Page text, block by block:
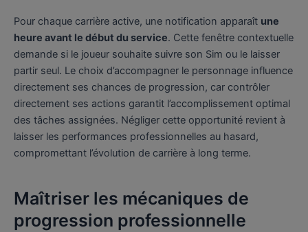
Pour chaque carrière active, une notification apparaît une
heure avant le début du service. Cette fenêtre contextuelle
demande si le joueur souhaite suivre son Sim ou le laisser
partir seul. Le choix d’accompagner le personnage influence
directement ses chances de progression, car contrôler
directement ses actions garantit l’accomplissement optimal
des tâches assignées. Négliger cette opportunité revient à
laisser les performances professionnelles au hasard,
compromettant l’évolution de carrière à long terme.
Maîtriser les mécaniques de
progression professionnelle